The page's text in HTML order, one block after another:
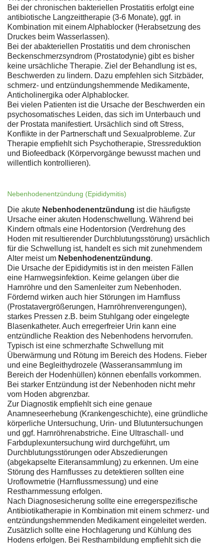
Bei der chronischen bakteriellen Prostatitis erfolgt eine
antibiotische Langzeittherapie (3-6 Monate), ggf. in
Kombination mit einem Alphablocker (Herabsetzung des
Druckes beim Wasserlassen).
Bei der abakteriellen Prostatitis und dem chronischen
Beckenschmerzsyndrom (Prostatodynie) gibt es bisher
keine ursächliche Therapie. Ziel der Behandlung ist es,
Beschwerden zu lindern. Dazu empfehlen sich Sitzbäder,
schmerz- und entzündungshemmende Medikamente,
Anticholinergika oder Alphablocker.
Bei vielen Patienten ist die Ursache der Beschwerden ein
psychosomatisches Leiden, das sich im Unterbauch und
der Prostata manifestiert. Ursächlich sind oft Stress,
Konflikte in der Partnerschaft und Sexualprobleme. Zur
Therapie empfiehlt sich Psychotherapie, Stressreduktion
und Biofeedback (Körpervorgänge bewusst machen und
willentlich kontrollieren).
Nebenhodenentzündung (Epididymitis)
Die akute Nebenhodenentzündung ist die häufigste
Ursache einer akuten Hodenschwellung. Während bei
Kindern oftmals eine Hodentorsion (Verdrehung des
Hoden mit resultierender Durchblutungsstörung) ursächlich
für die Schwellung ist, handelt es sich mit zunehmendem
Alter meist um Nebenhodenentzündung.
Die Ursache der Epididymitis ist in den meisten Fällen
eine Harnwegsinfektion. Keime gelangen über die
Harnröhre und den Samenleiter zum Nebenhoden.
Fördernd wirken auch hier Störungen im Harnfluss
(Prostatavergrößerungen, Harnröhrenverengungen),
starkes Pressen z.B. beim Stuhlgang oder eingelegte
Blasenkatheter. Auch erregerfreier Urin kann eine
entzündliche Reaktion des Nebenhodens hervorrufen.
Typisch ist eine schmerzhafte Schwellung mit
Überwärmung und Rötung im Bereich des Hodens. Fieber
und eine Begleithydrozele (Wasseransammlung im
Bereich der Hodenhüllen) können ebenfalls vorkommen.
Bei starker Entzündung ist der Nebenhoden nicht mehr
vom Hoden abgrenzbar.
Zur Diagnostik empfiehlt sich eine genaue
Anamneseerhebung (Krankengeschichte), eine gründliche
körperliche Untersuchung, Urin- und Blutuntersuchungen
und ggf. Harnröhrenabstriche. Eine Ultraschall- und
Farbduplexuntersuchung wird durchgeführt, um
Durchblutungsstörungen oder Abszedierungen
(abgekapselte Eiteransammlung) zu erkennen. Um eine
Störung des Harnflusses zu detektieren sollten eine
Uroflowmetrie (Harnflussmessung) und eine
Restharnmessung erfolgen.
Nach Diagnosesicherung sollte eine erregerspezifische
Antibiotikatherapie in Kombination mit einem schmerz- und
entzündungshemmenden Medikament eingeleitet werden.
Zusätzlich sollte eine Hochlagerung und Kühlung des
Hodens erfolgen. Bei Restharnbildung empfiehlt sich die